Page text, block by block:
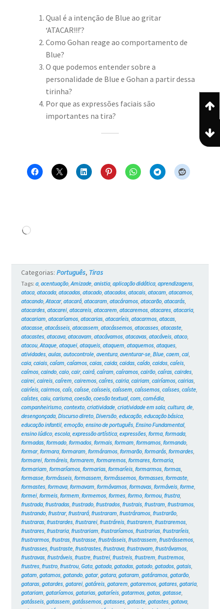
Qual é a intenção de Blue ao gritar
‘ATACAR!!!’?
Como Gohan reage ao comportamento de
Blue?
O que podemos entender sobre a
personalidade de Blue e Gohan a partir dessa
tirinha?
Por que as expressões faciais são
importantes na tira?
Carregando...
Categorias: Português, Tiras
Tags: a, acentuação, Amizade, anistia, aplicação didática, aprendizagens,
ataca, atacada, atacadas, atacado, atacados, atacais, atacam, atacamos,
atacando, Atacar, atacará, atacaram, atacáramos, atacarão, atacarás,
atacardes, atacarei, atacareis, atacarem, atacaremos, atacares, atacaria,
atacariam, atacaríamos, atacarias, atacaríeis, atacarmos, atacas,
atacasse, atacásseis, atacassem, atacássemos, atacasses, atacaste,
atacastes, atacava, atacavam, atacávamos, atacavas, atacáveis, ataco,
atacou, Ataque, ataquei, ataqueis, ataquem, ataquemos, ataques,
atividades, aulas, autocontrole, aventura, aventurar-se, Blue, caem, cai,
caia, caiais, caíam, caíamos, caias, caida, caidas, caído, caidos, caíeis,
caímos, caindo, caio, cair, cairá, caíram, caíramos, cairão, caíras, cairdes,
cairei, caireis, caírem, cairemos, caíres, cairia, cairiam, cairíamos, cairias,
cairíeis, cairmos, caís, caísse, caísseis, caíssem, caíssemos, caísses, caíste,
caístes, caiu, carisma, coesão, coesão textual, com, comédia,
companheirismo, contexto, criatividade, criatividade em sala, cultura, de,
desengonçada, Discurso direto, Diversão, educação, educação básica,
educação infantil, emoção, ensino de português, Ensino Fundamental,
ensino lúdico, escola, expressão artística, expressões, forma, formada,
formadas, formado, formados, formais, formam, formamos, formando,
formar, formara, formaram, formáramos, formarão, formarás, formardes,
formarei, formáreis, formarem, formaremos, formares, formaria,
formariam, formaríamos, formarias, formaríeis, formarmos, formas,
formasse, formásseis, formassem, formássemos, formasses, formaste,
formastes, formava, formavam, formávamos, formavas, formáveis, forme,
formei, formeis, formem, formemos, formes, formo, formou, frustra,
frustrada, frustradas, frustrado, frustrados, frustrais, frustram, frustramos,
frustrando, frustrar, frustrará, frustraram, frustráramos, frustrarão,
frustraras, frustrardes, frustrarei, frustráreis, frustrarem, frustraremos,
frustrares, frustraria, frustrariam, frustraríamos, frustrarias, frustraríeis,
frustrarmos, frustras, frustrasse, frustrásseis, frustrassem, frustrássemos,
frustrasses, frustraste, frustrastes, frustrava, frustravam, frustrávamos,
frustravas, frustráveis, frustre, frustrei, frustreis, frustrem, frustremos,
frustres, frustro, frustrou, Gata, gatada, gatadas, gatado, gatados, gatais,
gatam, gatamos, gatando, gatar, gatara, gataram, gatáramos, gatarão,
gataras, gatardes, gatarei, gatáreis, gatarem, gataremos, gatares, gataria,
gatariam, gataríamos, gatarias, gataríeis, gatarmos, gatas, gatasse,
gatásseis, gatassem, gatássemos, gatasses, gataste, gatastes, gatava,